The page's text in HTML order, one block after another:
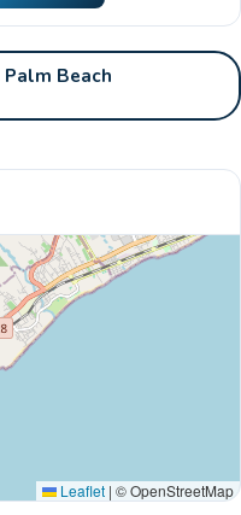
Beach
Leaflet | © OpenStreetMap